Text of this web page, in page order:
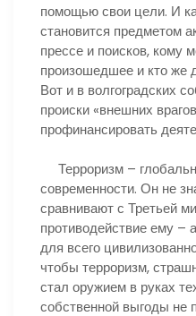
помощью свои цели. И
становится предметом
прессе и поисков, кому
произошедшее и кто же
Вот и в волгоградских
происки «внешних
профинансировать
Терроризм –
современности. Он не
сравнивают с Третьей
противодействие ему –
для всего
чтобы терроризм,
стал оружием в руках
собственной выгоды не